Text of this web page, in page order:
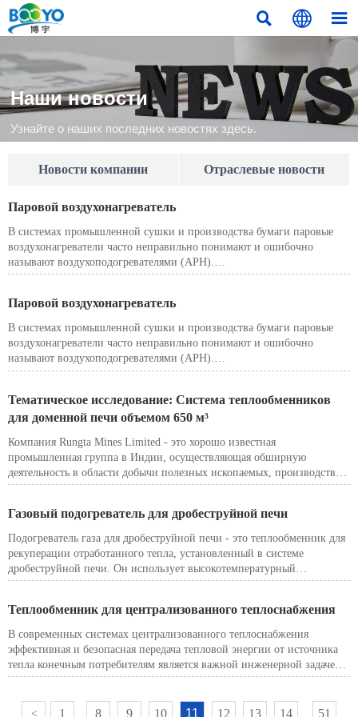
  
Наши новости
Узнайте о наших последних новостях здесь.
Новости компании Отраслевые новости
Паровой воздухонагреватель
В системах промышленной сушки и производства бумаги паровые
воздухонагреватели часто неправильно понимают и ошибочно
называют воздухоподогревателями (APH).
Хотя оба устройства нагревают воздух, их принципы работы,
принципиально различны.
Паровой воздухонагреватель
В системах промышленной сушки и производства бумаги паровые
воздухонагреватели часто неправильно понимают и ошибочно
называют воздухоподогревателями (APH).
Хотя оба устройства нагревают воздух, их принципы работы,
принципиально различны.
Тематическое исследование: Система теплообменников
для доменной печи объемом 650 м³
Компания Rungta Mines Limited - это хорошо известная
промышленная группа в Индии, осуществляющая обширную
деятельность в области добычи полезных ископаемых, производства
стали и металлургического производства. В рамках программы
стремилась повысить эффективность использования энергии в
системе воздухонагревателей для доменной печи объемом 650 м³.
Газовый подогреватель для дробеструйной печи
Подогреватель газа для дробеструйной печи - это теплообменник для
рекуперации отработанного тепла, установленный в системе
дробеструйной печи. Он использует высокотемпературный
отработанный дымовой газ из воздухонагревателя для
воздуха для горения перед тем, как он попадает в печь.
Теплообменник для централизованного теплоснабжения
В современных системах централизованного теплоснабжения
эффективная и безопасная передача тепловой энергии от источника
тепла конечным потребителям является важной инженерной задачей.
Теплообменник для централизованного теплоснабжения играет
интерфейса между первичной тепловой сетью и вторичной системой
< 1 8 9 10 11 12 13 14 51